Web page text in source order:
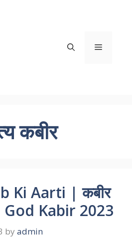
Menu
कबीर
Ki Aarti | कबीर
God Kabir 2023
by admin